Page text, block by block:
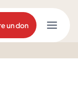
un don